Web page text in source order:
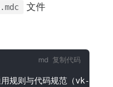
文件
规则与代码规范（vk-
复制代码